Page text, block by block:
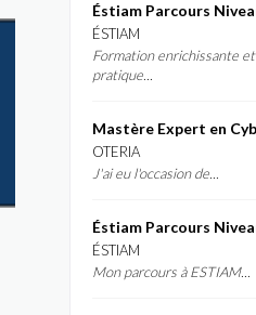
ÉSTIAM
Formation enrichissante et
pratique...
OTERIA
J'ai eu l'occasion de...
ÉSTIAM
Mon parcours à ESTIAM...